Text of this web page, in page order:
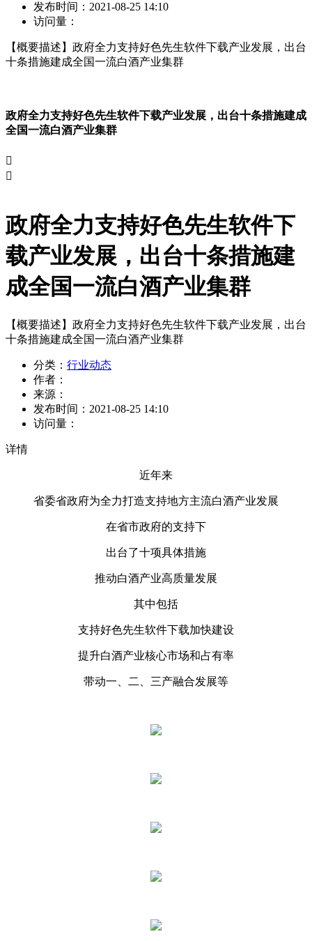
发布时间： 2021-08-25 14:10
访问量：
【概要描述】 政府全力支持好色先生软件下载产业发展，出台
十条措施建成全国一流白酒产业集群
政府全力支持好色先生软件下载产业发展，出台十条措施建成
全国一流白酒产业集群


政府全力支持好色先生软件下
载产业发展，出台十条措施建
成全国一流白酒产业集群
【概要描述】 政府全力支持好色先生软件下载产业发展，出台
十条措施建成全国一流白酒产业集群
分类： 行业动态
作者：
来源：
发布时间： 2021-08-25 14:10
访问量：
详情
近年来
省委省政府为全力打造支持地方主流白酒产业发展
在省市政府的支持下
出台了十项具体措施
推动白酒产业高质量发展
其中包括
支持好色先生软件下载加快建设
提升白酒产业核心市场和占有率
带动一、二、三产融合发展等